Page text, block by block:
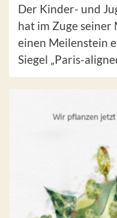
Der Kinder- und
hat im Zuge
einen Meilenstein
Siegel „Paris-